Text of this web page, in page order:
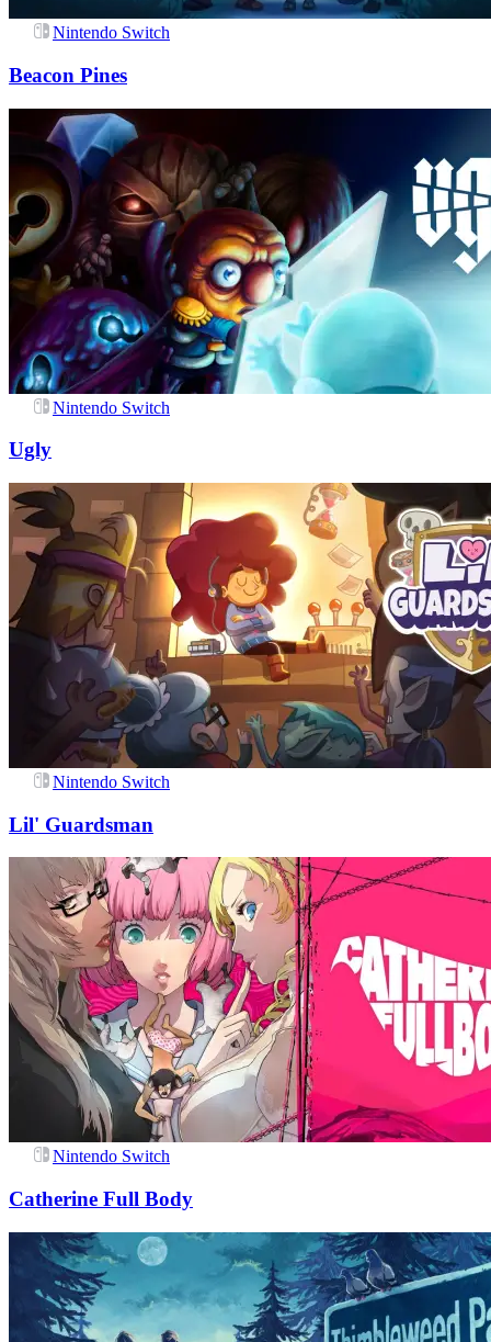
Nintendo Switch
Beacon Pines
Nintendo Switch
Ugly
Nintendo Switch
Lil' Guardsman
Nintendo Switch
Catherine Full Body